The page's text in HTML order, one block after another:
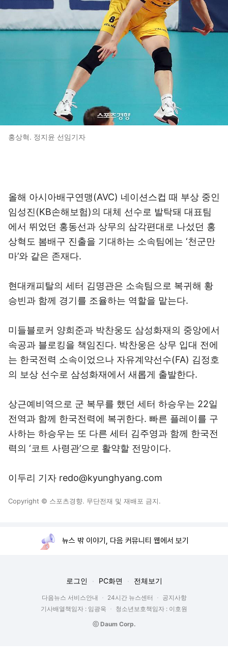
홍상혁. 정지윤 선임기자
올해 아시아배구연맹(AVC) 네이션스컵 때 부상 중인
임성진(KB손해보험)의 대체 선수로 발탁돼 대표팀
에서 뛰었던 홍동선과 상무의 삼각편대로 나섰던 홍
상혁도 봄배구 진출을 기대하는 소속팀에는 ‘천군만
마’와 같은 존재다.
현대캐피탈의 세터 김명관은 소속팀으로 복귀해 황
승빈과 함께 경기를 조율하는 역할을 맡는다.
미들블로커 양희준과 박찬웅도 삼성화재의 중앙에서
속공과 블로킹을 책임진다. 박찬웅은 상무 입대 전에
는 한국전력 소속이었으나 자유계약선수(FA) 김정호
의 보상 선수로 삼성화재에서 새롭게 출발한다.
상근예비역으로 군 복무를 했던 세터 하승우는 22일
전역과 함께 한국전력에 복귀한다. 빠른 플레이를 구
사하는 하승우는 또 다른 세터 김주영과 함께 한국전
력의 ‘코트 사령관’으로 활약할 전망이다.
이두리 기자 redo@kyunghyang.com
Copyright © 스포츠경향. 무단전재 및 재배포 금지.
뉴스 밖 이야기, 다음 커뮤니티 웹에서 보기
로그인 PC화면 전체보기
다음뉴스 서비스안내 24시간 뉴스센터
공지사항
기사배열책임자 : 임광욱
청소년보호책임자 : 이호원
ⓒ Daum Corp.